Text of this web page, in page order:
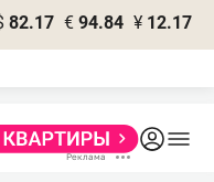
82.17 € 94.84 ¥ 12.17